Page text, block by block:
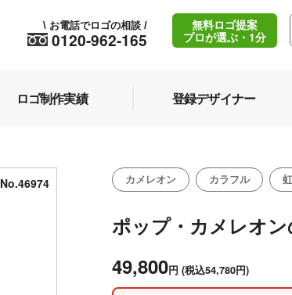
0120-962-165
\ お電話でロゴの相談 /
無料ロゴ提案
プロが選ぶ・1分
ロゴ制作実績 登録デザイナー
No.46974 カメレオン カラフル 虹
ポップ・カメレオ
49,800円 (税込54,780円)